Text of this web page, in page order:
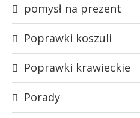
pomysł na prezent
Poprawki koszuli
Poprawki krawieckie
Porady